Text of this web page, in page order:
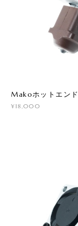
Makoホットエン
¥18,000